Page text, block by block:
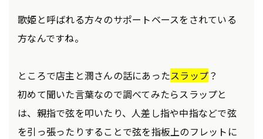
歌姫と呼ばれる方々のサポートベースをされている
方なんですね。
ところで店主と潤さんの話にあったスラップ？
初めて聞いた言葉なので調べてみたらスラップと
は、親指で弦を叩いたり、人差し指や中指などで弦
を引っ張ったりすることで弦を指板上のフレットに